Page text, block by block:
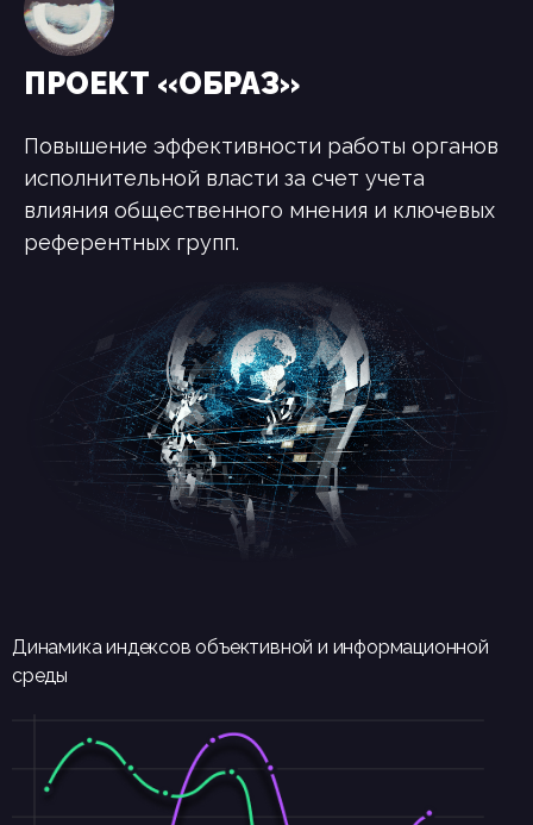
ПРОЕКТ «ОБРАЗ»
Повышение эффективности работы органов
исполнительной власти за счет учета
влияния общественного мнения и ключевых
референтных групп.
Динамика индексов объективной и информационной
среды